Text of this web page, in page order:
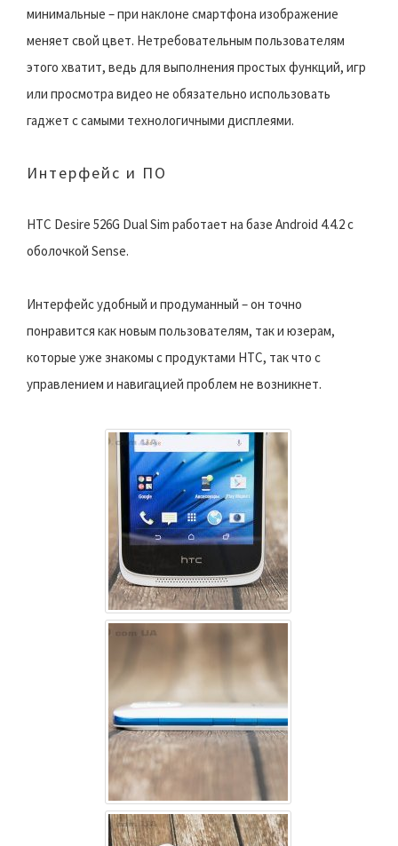
минимальные – при наклоне смартфона изображение
меняет свой цвет. Нетребовательным пользователям
этого хватит, ведь для выполнения простых функций, игр
или просмотра видео не обязательно использовать
гаджет с самыми технологичными дисплеями.
Интерфейс и ПО
HTC Desire 526G Dual Sim работает на базе Android 4.4.2 с
оболочкой Sense.
Интерфейс удобный и продуманный – он точно
понравится как новым пользователям, так и юзерам,
которые уже знакомы с продуктами HTC, так что с
управлением и навигацией проблем не возникнет.